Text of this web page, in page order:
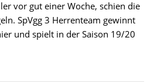
vor gut einer Woche, schien die
SpVgg 3 Herrenteam gewinnt
und spielt in der Saison 19/20